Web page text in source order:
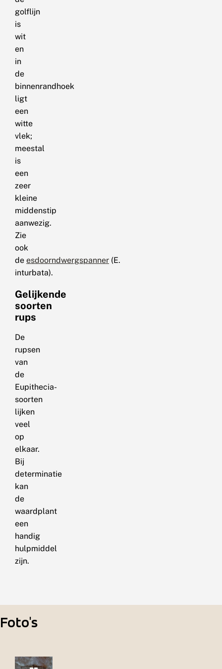
golflijn
is
wit
en
in
de
binnenrandhoek
ligt
een
witte
vlek;
meestal
is
een
zeer
kleine
middenstip
aanwezig.
Zie
ook
de esdoorndwergspanner (E.
inturbata).
Gelijkende
soorten
rups
De
rupsen
van
de
Eupithecia-
soorten
lijken
veel
op
elkaar.
Bij
determinatie
kan
de
waardplant
een
handig
hulpmiddel
zijn.
Foto's